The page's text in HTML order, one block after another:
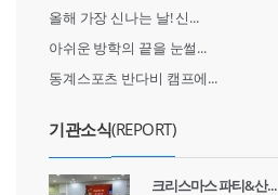
올해 가장 신나는 날! 신...
아쉬운 방학의 끝을 눈썰...
동계스포츠 반다비 캠프에...
기관소식(REPORT)
크리스마스 파티&산...